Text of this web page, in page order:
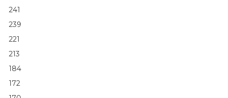
241
239
221
213
184
172